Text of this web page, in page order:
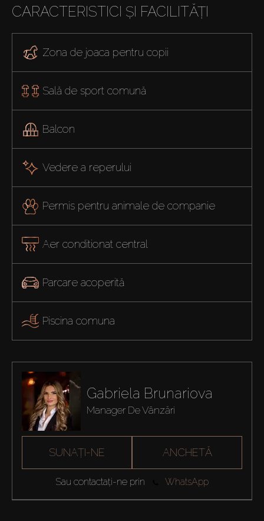
CARACTERISTICI ȘI FACILITĂȚI
Zona de joaca pentru copii
Sală de sport comună
Balcon
Vedere a reperului
Permis pentru animale de companie
Aer conditionat central
Parcare acoperită
Piscina comuna
Gabriela Brunariova
Manager De Vânzări
SUNAȚI-NE ANCHETĂ
Sau contactați-ne prin WhatsApp